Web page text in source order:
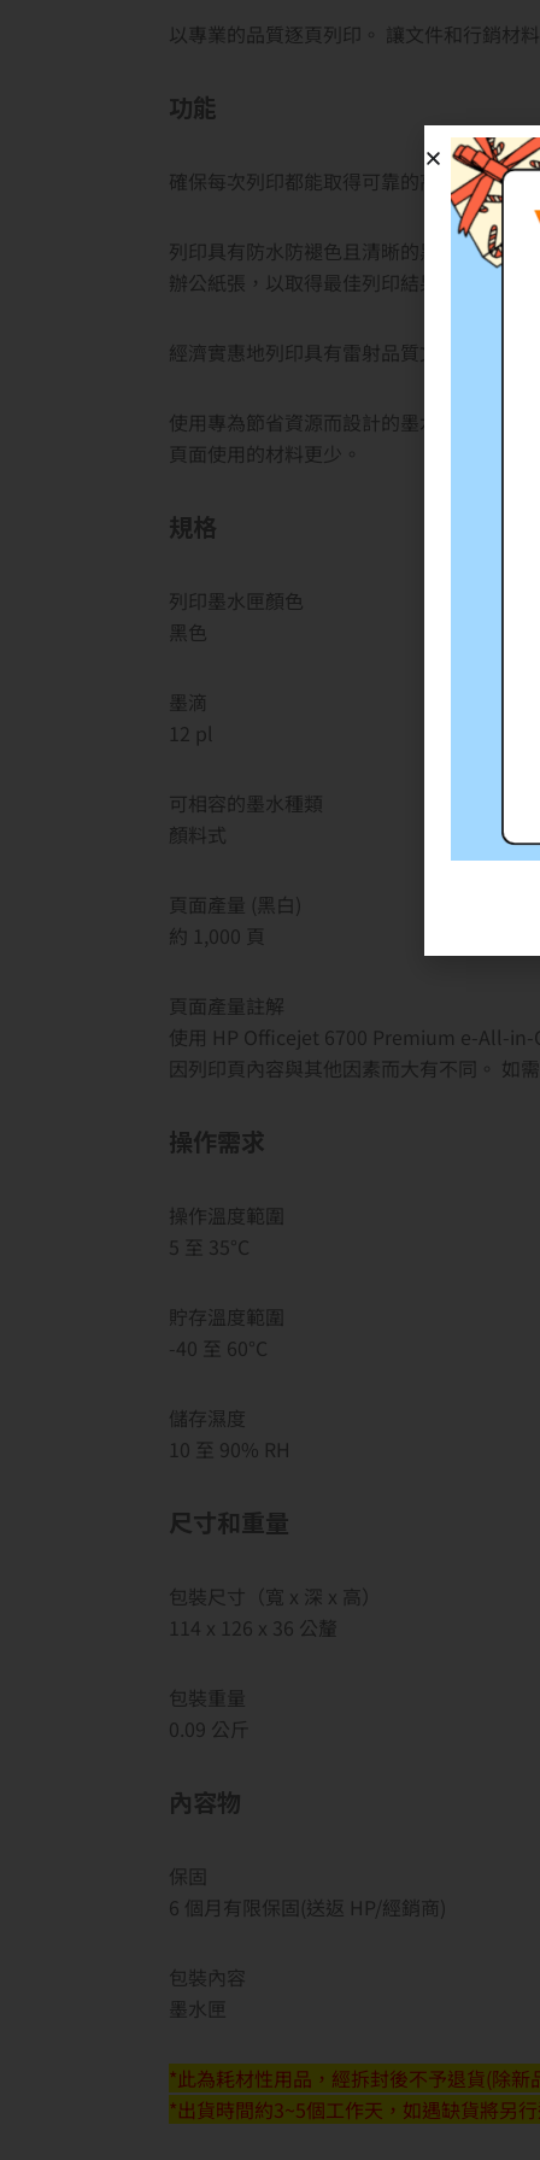
以專業的品質逐頁列印。 讓文件和行銷材
功能
確保每次列印都能取得可靠的高品質列印
列印具有防水防褪色且清晰的黑色文字的
辦公紙張，以取得最佳列印結果。
經濟實惠地列印具有雷射品質文字的專業
使用專為節省資源而設計的墨水匣進行列
頁面使用的材料更少。
規格
列印墨水匣顏色
黑色
墨滴
12 pl
可相容的墨水種類
顏料式
頁面產量 (黑白)
約 1,000 頁
頁面產量註解
使用 HP Officejet 6700 Premium e-All-in-
因列印頁內容與其他因素而大有不同。
操作需求
操作溫度範圍
5 至 35°C
貯存溫度範圍
-40 至 60°C
儲存濕度
10 至 90% RH
尺寸和重量
包裝尺寸（寬 x 深 x 高）
114 x 126 x 36 公釐
包裝重量
0.09 公斤
內容物
保固
6 個月有限保固(送返 HP/經銷商)
包裝內容
墨水匣
*此為耗材性用品，經拆封後不予退貨(除
*出貨時間約3~5個工作天，如遇缺貨將另